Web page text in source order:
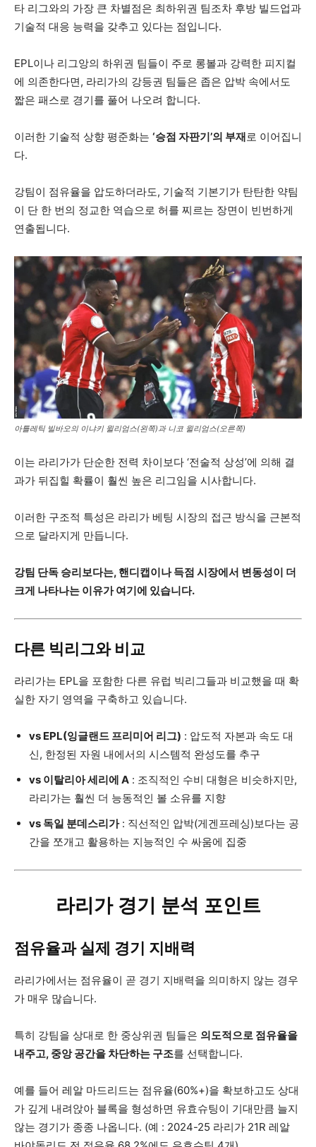
타 리그와의 가장 큰 차별점은 최하위권 팀조차 후방 빌드업과
기술적 대응 능력을 갖추고 있다는 점입니다.
EPL이나 리그앙의 하위권 팀들이 주로 롱볼과 강력한 피지컬
에 의존한다면, 라리가의 강등권 팀들은 좁은 압박 속에서도
짧은 패스로 경기를 풀어 나오려 합니다.
이러한 기술적 상향 평준화는 ‘승점 자판기’의 부재로 이어집니
다.
강팀이 점유율을 압도하더라도, 기술적 기본기가 탄탄한 약팀
이 단 한 번의 정교한 역습으로 허를 찌르는 장면이 빈번하게
연출됩니다.
아틀레틱 빌바오의 이냐키 윌리엄스(왼쪽)과 니코 윌리엄스(오른쪽)
이는 라리가가 단순한 전력 차이보다 ‘전술적 상성’에 의해 결
과가 뒤집힐 확률이 훨씬 높은 리그임을 시사합니다.
이러한 구조적 특성은 라리가 베팅 시장의 접근 방식을 근본적
으로 달라지게 만듭니다.
강팀 단독 승리보다는, 핸디캡이나 득점 시장에서 변동성이 더
크게 나타나는 이유가 여기에 있습니다.
다른 빅리그와 비교
라리가는 EPL을 포함한 다른 유럽 빅리그들과 비교했을 때 확
실한 자기 영역을 구축하고 있습니다.
vs EPL(잉글랜드 프리미어 리그) : 압도적 자본과 속도 대
신, 한정된 자원 내에서의 시스템적 완성도를 추구
vs 이탈리아 세리에 A : 조직적인 수비 대형은 비슷하지만,
라리가는 훨씬 더 능동적인 볼 소유를 지향
vs 독일 분데스리가: 직선적인 압박(게겐프레싱)보다는 공
간을 쪼개고 활용하는 지능적인 수 싸움에 집중
라리가 경기 분석 포인트
점유율과 실제 경기 지배력
라리가에서는 점유율이 곧 경기 지배력을 의미하지 않는 경우
가 매우 많습니다.
특히 강팀을 상대로 한 중상위권 팀들은 의도적으로 점유율을
내주고, 중앙 공간을 차단하는 구조를 선택합니다.
예를 들어 레알 마드리드는 점유율(60%+)을 확보하고도 상대
가 깊게 내려앉아 블록을 형성하면 유효슈팅이 기대만큼 늘지
않는 경기가 종종 나옵니다. (예 : 2024-25 라리가 21R 레알